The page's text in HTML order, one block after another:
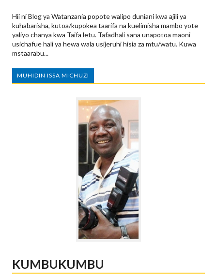
Hii ni Blog ya Watanzania popote walipo duniani kwa ajili ya
kuhabarisha, kutoa/kupokea taarifa na kuelimisha mambo yote
yaliyo chanya kwa Taifa letu. Tafadhali sana unapotoa maoni
usichafue hali ya hewa wala usijeruhi hisia za mtu/watu. Kuwa
mstaarabu...
MUHIDIN ISSA MICHUZI
KUMBUKUMBU